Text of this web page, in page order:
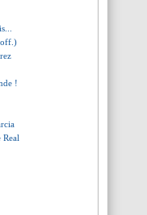
!